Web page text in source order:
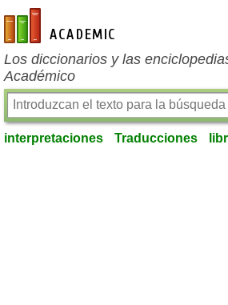
es-academic.com
Los diccionarios y las
Académico
interpretaciones Traducciones